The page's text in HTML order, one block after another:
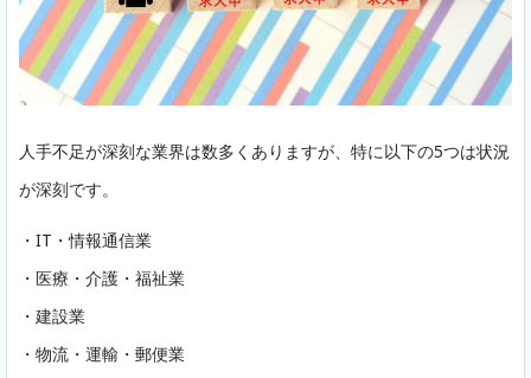
人手不足が深刻な業界は数多くありますが、特に以下の5つは状況
が深刻です。
・IT・情報通信業
・医療・介護・福祉業
・建設業
・物流・運輸・郵便業